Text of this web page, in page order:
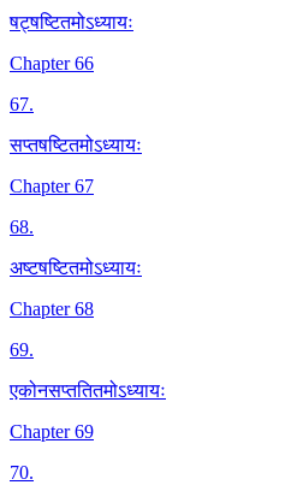
षट्षष्टितमोऽध्यायः
Chapter 66
67.
सप्तषष्टितमोऽध्यायः
Chapter 67
68.
अष्टषष्टितमोऽध्यायः
Chapter 68
69.
एकोनसप्ततितमोऽध्यायः
Chapter 69
70.